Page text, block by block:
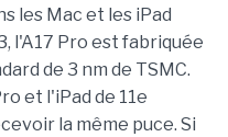
les Mac et les iPad
l'A17 Pro est fabriquée
de 3 nm de TSMC.
et l'iPad de 11e
la même puce. Si